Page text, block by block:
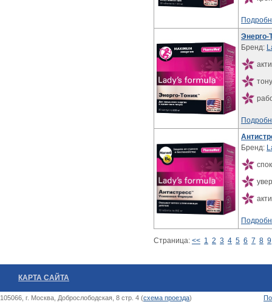
Энерго-
Бренд:
Бренд:
Страница: << 1 2 3 4 5 6 7 8 9
КАРТА САЙТА
105066, г. Москва, Доброслободская, 8 стр. 4 (схема проезда)